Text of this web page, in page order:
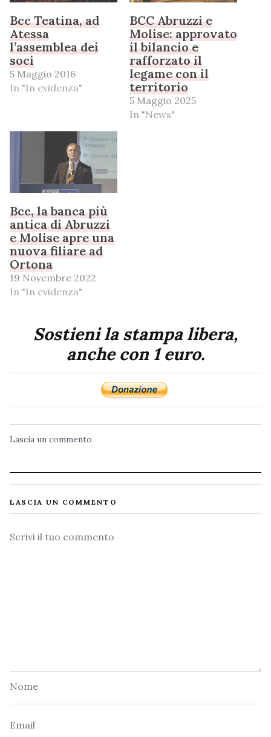
Bcc Teatina, ad
Atessa
l’assemblea dei
soci
5 Maggio 2016
In "In evidenza"
BCC Abruzzi e
Molise: approvato
il bilancio e
rafforzato il
legame con il
territorio
5 Maggio 2025
In "News"
Bcc, la banca più
antica di Abruzzi
e Molise apre una
nuova filiare ad
Ortona
19 Novembre 2022
In "In evidenza"
Sostieni la stampa libera,
anche con 1 euro.
Lascia un commento
LASCIA UN COMMENTO
Commento